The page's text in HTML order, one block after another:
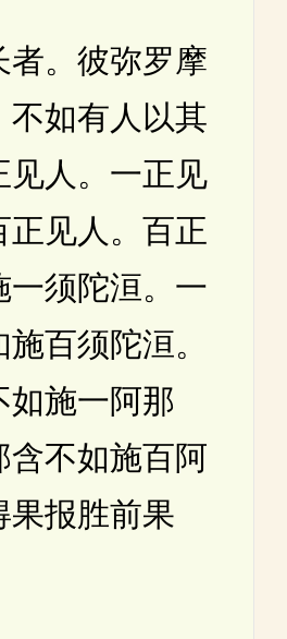
。彼弥罗摩
不如有人以其
见人。一正见
正见人。百正
一须陀洹。一
百须陀洹。
如施一阿那
含不如施百阿
果报胜前果